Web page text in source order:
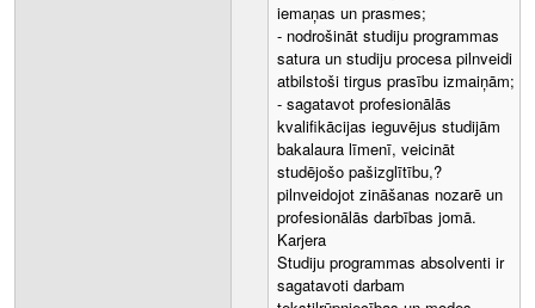
iemaņas un prasmes;
- nodrošināt studiju programmas
satura un studiju procesa pilnveidi
atbilstoši tirgus prasību izmaiņām;
- sagatavot profesionālās
kvalifikācijas ieguvējus studijām
bakalaura līmenī, veicināt
studējošo pašizglītību,?
pilnveidojot zināšanas nozarē un
profesionālās darbības jomā.
Karjera
Studiju programmas absolventi ir
sagatavoti darbam